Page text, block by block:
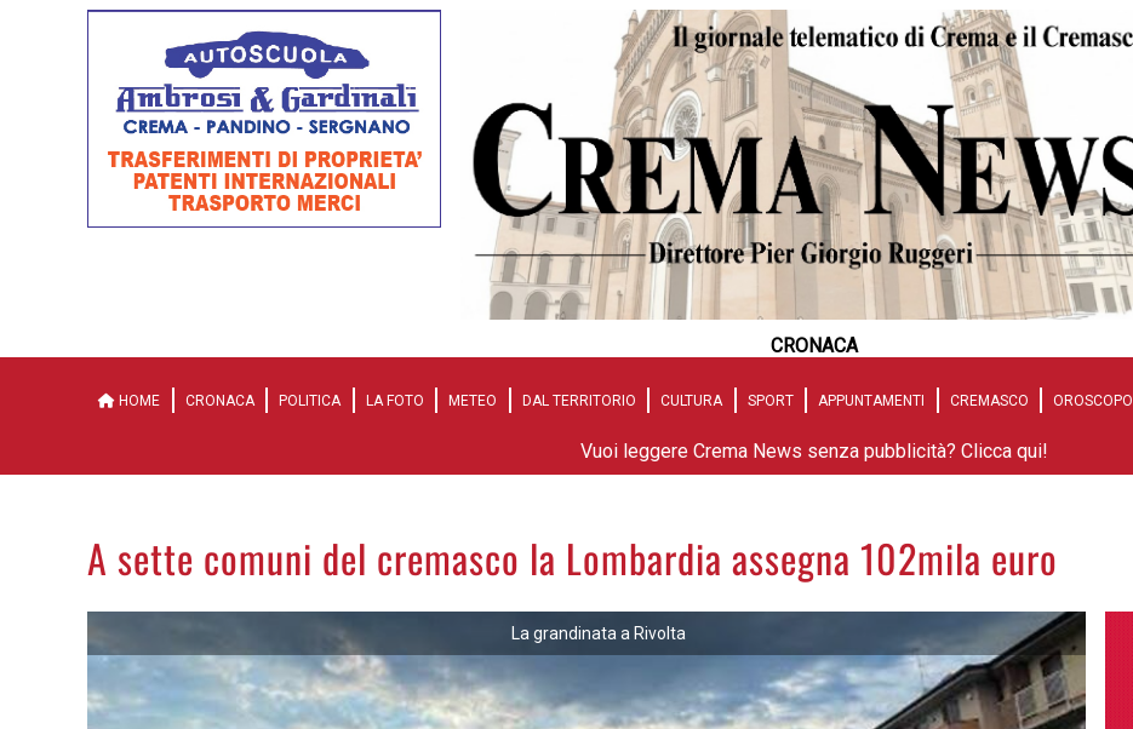
CRONACA
HOME CRONACA POLITICA LA FOTO METEO DAL TERRITORIO CULTURA SPORT APPUNTAMENTI CREMASCO OROSCOPO
Vuoi leggere Crema News senza pubblicità? Clicca qui!
A sette comuni del cremasco la Lombardia assegna 102mila euro
La grandinata a Rivolta